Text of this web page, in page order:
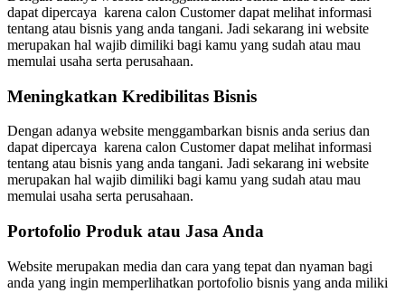
dapat dipercaya karena calon Customer dapat melihat informasi
tentang atau bisnis yang anda tangani. Jadi sekarang ini website
merupakan hal wajib dimiliki bagi kamu yang sudah atau mau
memulai usaha serta perusahaan.
Meningkatkan Kredibilitas Bisnis
Dengan adanya website menggambarkan bisnis anda serius dan
dapat dipercaya karena calon Customer dapat melihat informasi
tentang atau bisnis yang anda tangani. Jadi sekarang ini website
merupakan hal wajib dimiliki bagi kamu yang sudah atau mau
memulai usaha serta perusahaan.
Portofolio Produk atau Jasa Anda
Website merupakan media dan cara yang tepat dan nyaman bagi
anda yang ingin memperlihatkan portofolio bisnis yang anda miliki